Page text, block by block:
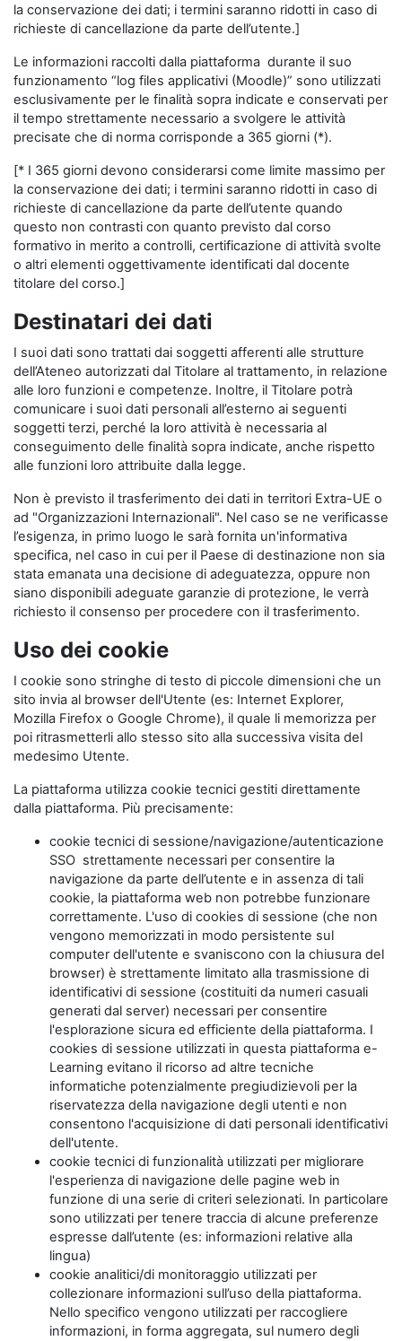
la conservazione dei dati; i termini saranno ridotti in caso di
richieste di cancellazione da parte dell’utente.]
Le informazioni raccolti dalla piattaforma durante il suo
funzionamento “log files applicativi (Moodle)” sono utilizzati
esclusivamente per le finalità sopra indicate e conservati per
il tempo strettamente necessario a svolgere le attività
precisate che di norma corrisponde a 365 giorni (*).
[* I 365 giorni devono considerarsi come limite massimo per
la conservazione dei dati; i termini saranno ridotti in caso di
richieste di cancellazione da parte dell’utente quando
questo non contrasti con quanto previsto dal corso
formativo in merito a controlli, certificazione di attività svolte
o altri elementi oggettivamente identificati dal docente
titolare del corso.]
Destinatari dei dati
I suoi dati sono trattati dai soggetti afferenti alle strutture
dell’Ateneo autorizzati dal Titolare al trattamento, in relazione
alle loro funzioni e competenze. Inoltre, il Titolare potrà
comunicare i suoi dati personali all’esterno ai seguenti
soggetti terzi, perché la loro attività è necessaria al
conseguimento delle finalità sopra indicate, anche rispetto
alle funzioni loro attribuite dalla legge.
Non è previsto il trasferimento dei dati in territori Extra-UE o
ad "Organizzazioni Internazionali". Nel caso se ne verificasse
l’esigenza, in primo luogo le sarà fornita un'informativa
specifica, nel caso in cui per il Paese di destinazione non sia
stata emanata una decisione di adeguatezza, oppure non
siano disponibili adeguate garanzie di protezione, le verrà
richiesto il consenso per procedere con il trasferimento.
Uso dei cookie
I cookie sono stringhe di testo di piccole dimensioni che un
sito invia al browser dell'Utente (es: Internet Explorer,
Mozilla Firefox o Google Chrome), il quale li memorizza per
poi ritrasmetterli allo stesso sito alla successiva visita del
medesimo Utente.
La piattaforma utilizza cookie tecnici gestiti direttamente
dalla piattaforma. Più precisamente:
cookie tecnici di sessione/navigazione/autenticazione
SSO strettamente necessari per consentire la
navigazione da parte dell’utente e in assenza di tali
cookie, la piattaforma web non potrebbe funzionare
correttamente. L'uso di cookies di sessione (che non
vengono memorizzati in modo persistente sul
computer dell'utente e svaniscono con la chiusura del
browser) è strettamente limitato alla trasmissione di
identificativi di sessione (costituiti da numeri casuali
generati dal server) necessari per consentire
l'esplorazione sicura ed efficiente della piattaforma. I
cookies di sessione utilizzati in questa piattaforma e-
Learning evitano il ricorso ad altre tecniche
informatiche potenzialmente pregiudizievoli per la
riservatezza della navigazione degli utenti e non
consentono l'acquisizione di dati personali identificativi
dell'utente.
cookie tecnici di funzionalità utilizzati per migliorare
l'esperienza di navigazione delle pagine web in
funzione di una serie di criteri selezionati. In particolare
sono utilizzati per tenere traccia di alcune preferenze
espresse dall’utente (es: informazioni relative alla
lingua)
cookie analitici/di monitoraggio utilizzati per
collezionare informazioni sull’uso della piattaforma.
Nello specifico vengono utilizzati per raccogliere
informazioni, in forma aggregata, sul numero degli